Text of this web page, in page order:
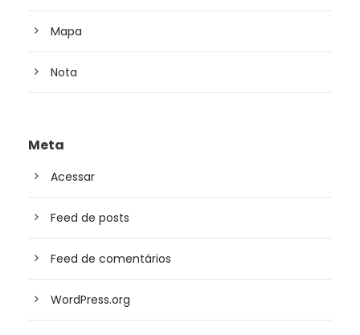
Mapa
Nota
Meta
Acessar
Feed de posts
Feed de comentários
WordPress.org